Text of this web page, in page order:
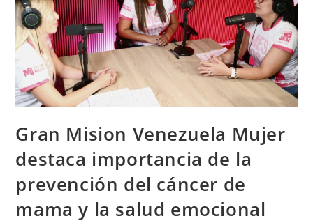
Gran Mision Venezuela Mujer
destaca importancia de la
prevención del cáncer de
mama y la salud emocional